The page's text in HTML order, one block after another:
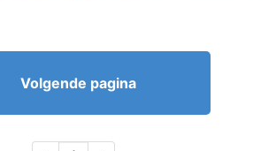
Volgende pagina